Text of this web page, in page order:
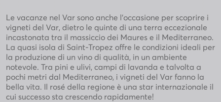
Le vacanze nel Var sono anche l’occasione per scoprire i
vigneti del Var, dietro le quinte di una terra eccezionale
incastonata tra il massiccio dei Maures e il Mediterraneo.
La quasi isola di Saint-Tropez offre le condizioni ideali per
la produzione di un vino di qualità, in un ambiente
notevole. Tra pini e ulivi, campi di lavanda e talvolta a
pochi metri dal Mediterraneo, i vigneti del Var fanno la
bella vita. Il rosé della regione è una star internazionale il
cui successo sta crescendo rapidamente!